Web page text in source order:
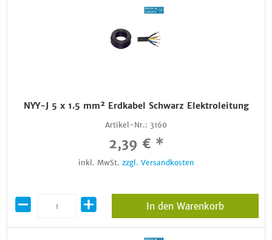
NYY-J 5 x 1.5 mm² Erdkabel Schwarz Elektroleitung
Artikel-Nr.: 3160
2,39 € *
inkl. MwSt. zzgl. Versandkosten
In den Warenkorb